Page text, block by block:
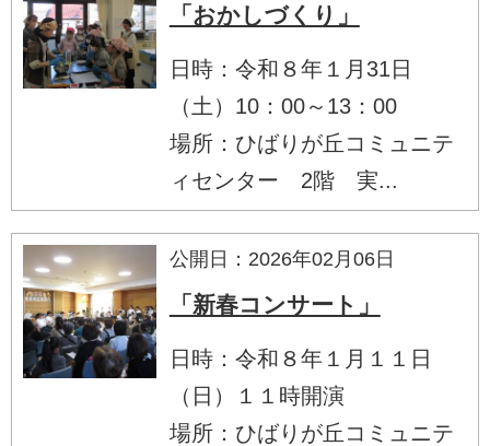
「おかしづくり」
日時：令和８年１月31日
（土）10：00～13：00
場所：ひばりが丘コミュニテ
ィセンター 2階 実...
公開日：2026年02月06日
「新春コンサート」
日時：令和８年１月１１日
（日）１１時開演
場所：ひばりが丘コミュニテ